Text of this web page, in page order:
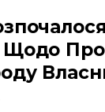
Щодо